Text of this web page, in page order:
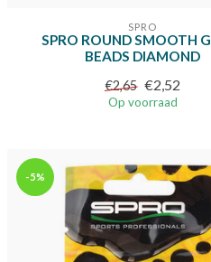
SPRO
SPRO ROUND SMOOTH
BEADS DIAMOND
€2,65 €2,52
Op voorraad
-5%